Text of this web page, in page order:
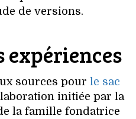
& LOISIRS
de versions.
expériences
sources pour le sac
initiée par la
la famille fondatrice